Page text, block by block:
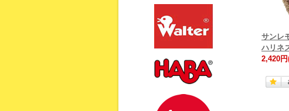
サンレ
ハリネ
2,420円